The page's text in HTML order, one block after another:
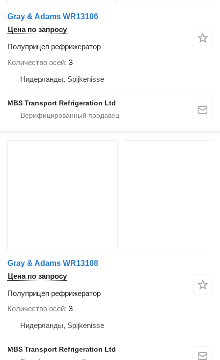
Gray & Adams WR13106
Цена по запросу
Полуприцеп рефрижератор
Количество осей 3
Нидерланды, Spijkenisse
MBS Transport Refrigeration Ltd
Gray & Adams WR13108
Цена по запросу
Полуприцеп рефрижератор
Количество осей 3
Нидерланды, Spijkenisse
MBS Transport Refrigeration Ltd